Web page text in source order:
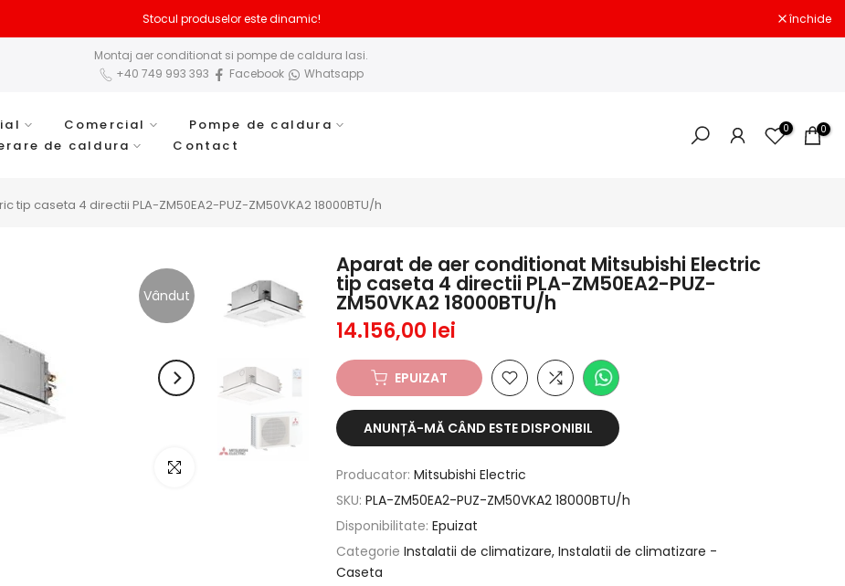
Stocul produselor este dinamic! închide
Montaj aer conditionat si pompe de caldura Iasi.
+40 749 993 393
Facebook Whatsapp
Comercial
Pompe de caldura
de caldura
Contact
0 0
caseta 4 directii PLA-ZM50EA2-PUZ-ZM50VKA2 18000BTU/h
Vândut
Click pentru a mari
Aparat de aer conditionat Mitsubishi Electric
tip caseta 4 directii PLA-ZM50EA2-PUZ-
ZM50VKA2 18000BTU/h
14.156,00 lei
EPUIZAT
ANUNȚĂ-MĂ CÂND ESTE DISPONIBIL
Producator: Mitsubishi Electric
SKU: PLA-ZM50EA2-PUZ-ZM50VKA2 18000BTU/h
Disponibilitate: Epuizat
Categorie Instalatii de climatizare Instalatii de climatizare -
Caseta